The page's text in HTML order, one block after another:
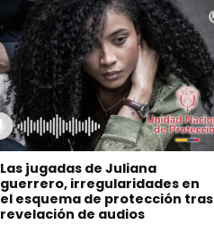
Las jugadas de Juliana
guerrero, irregularidades en
el esquema de protección tras
revelación de audios